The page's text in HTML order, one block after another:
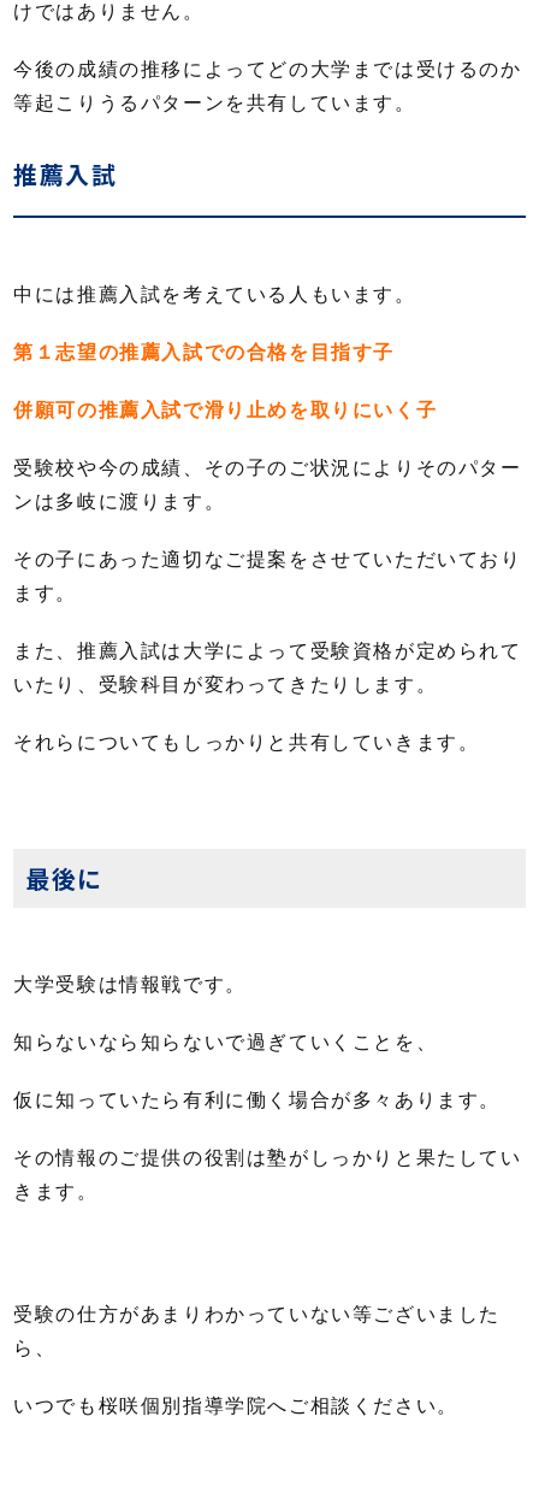
けではありません。
今後の成績の推移によってどの大学までは受けるのか
等起こりうるパターンを共有しています。
推薦入試
中には推薦入試を考えている人もいます。
第１志望の推薦入試での合格を目指す子
併願可の推薦入試で滑り止めを取りにいく子
受験校や今の成績、その子のご状況によりそのパター
ンは多岐に渡ります。
その子にあった適切なご提案をさせていただいており
ます。
また、推薦入試は大学によって受験資格が定められて
いたり、受験科目が変わってきたりします。
それらについてもしっかりと共有していきます。
最後に
大学受験は情報戦です。
知らないなら知らないで過ぎていくことを、
仮に知っていたら有利に働く場合が多々あります。
その情報のご提供の役割は塾がしっかりと果たしてい
きます。
受験の仕方があまりわかっていない等ございました
ら、
いつでも桜咲個別指導学院へご相談ください。